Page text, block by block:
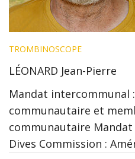
TROMBINOSCOPE
LÉONARD Jean-Pierre
Mandat intercommunal
communautaire et
communautaire
Dives Commission :